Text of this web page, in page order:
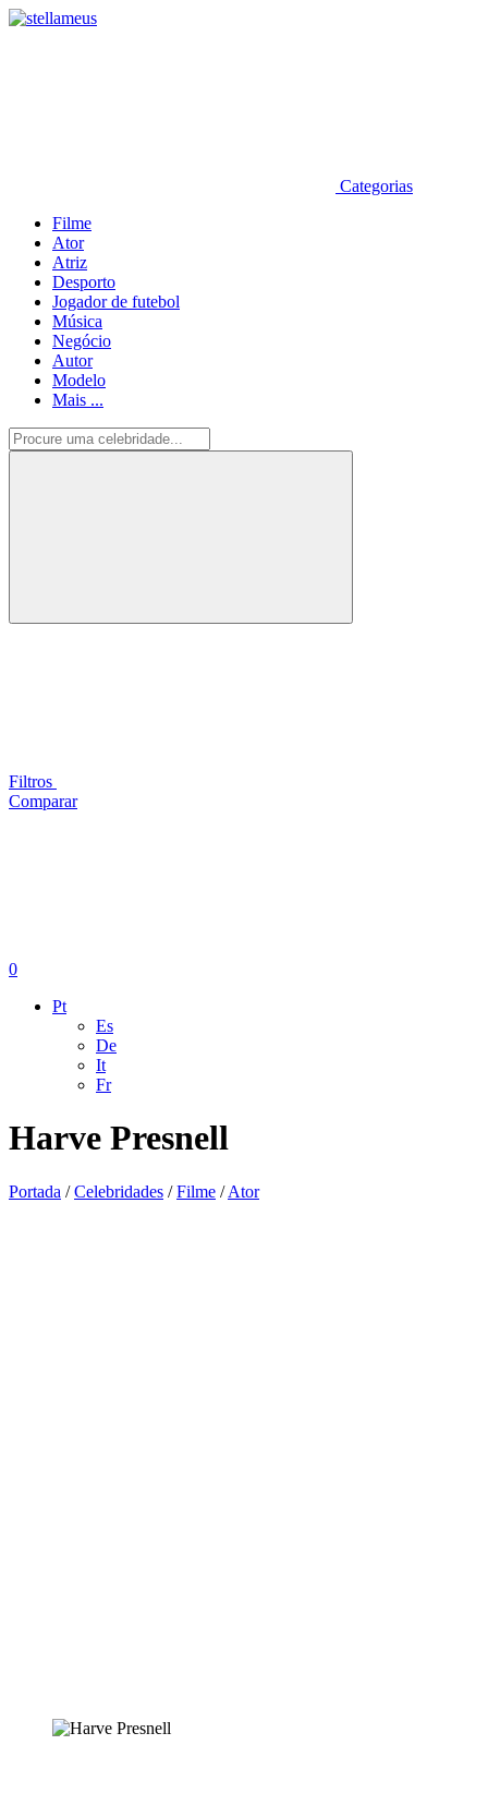
Categorias
Filme
Ator
Atriz
Desporto
Jogador de futebol
Música
Negócio
Autor
Modelo
Mais ...
Filtros
Comparar
0
Pt
Es
De
It
Fr
Harve Presnell
Portada /Celebridades /Filme /Ator